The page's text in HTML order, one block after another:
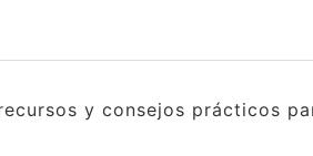
y consejos prácticos